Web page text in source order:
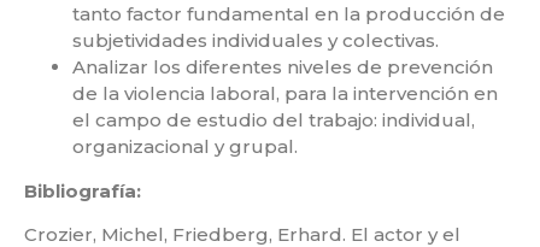
tanto factor fundamental en la producción de
subjetividades individuales y colectivas.
Analizar los diferentes niveles de prevención
de la violencia laboral, para la intervención en
el campo de estudio del trabajo: individual,
organizacional y grupal.
Bibliografía:
Crozier, Michel, Friedberg, Erhard. El actor y el